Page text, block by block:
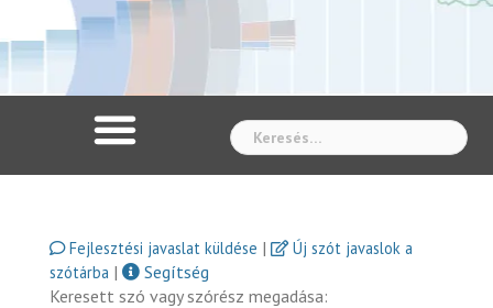
Fejlesztési javaslat küldése |
Új szót javaslok a
szótárba |
Segítség
Keresett szó vagy szórész megadása: